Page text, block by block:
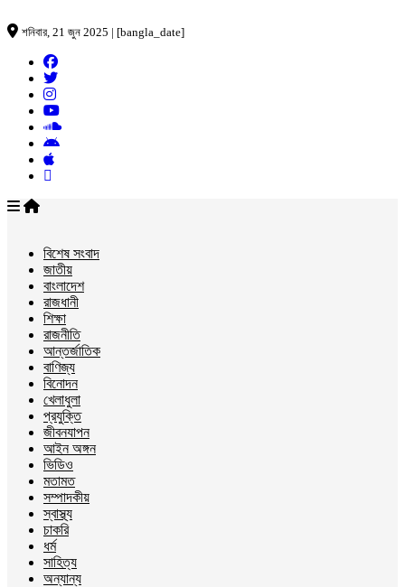
শনিবার, 21 জুন 2025 | [bangla_date]
বিশেষ সংবাদ
জাতীয়
বাংলাদেশ
রাজধানী
শিক্ষা
রাজনীতি
আন্তর্জাতিক
বাণিজ্য
বিনোদন
খেলাধুলা
প্রযুক্তি
জীবনযাপন
আইন অঙ্গন
ভিডিও
মতামত
সম্পাদকীয়
স্বাস্থ্য
চাকরি
ধর্ম
সাহিত্য
অন্যান্য